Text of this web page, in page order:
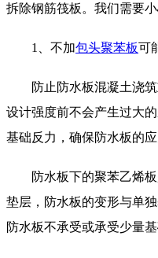
拆除钢筋筏板。我们需要小
1、不加包头聚苯板可
防止防水板混凝土浇筑
设计强度前不会产生过大
基础反力，确保防水板的应
防水板下的聚苯乙烯板
垫层，防水板的变形与单
防水板不承受或承受少量基